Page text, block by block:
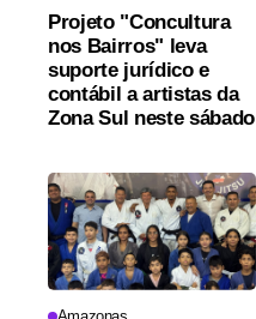
Projeto "Concultura
nos Bairros" leva
suporte jurídico e
contábil a artistas da
Zona Sul neste sábado